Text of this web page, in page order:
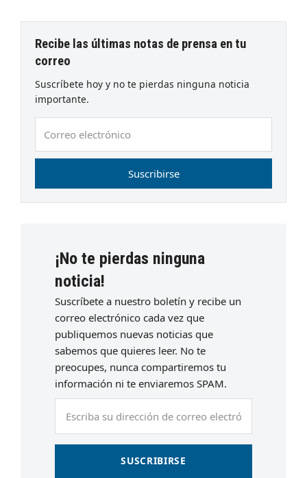
Recibe las últimas notas de prensa en tu
correo
Suscríbete hoy y no te pierdas ninguna noticia
importante.
electrónico
Suscribirse
¡No te pierdas ninguna
noticia!
Suscríbete a nuestro boletín y recibe un
correo electrónico cada vez que
publiquemos nuevas noticias que
sabemos que quieres leer. No te
preocupes, nunca compartiremos tu
información ni te enviaremos SPAM.
SUSCRIBIRSE